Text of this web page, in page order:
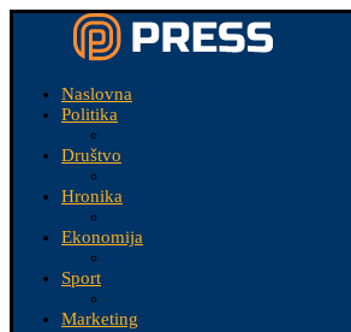
Naslovna
Politika
Društvo
Hronika
Ekonomija
Sport
Marketing